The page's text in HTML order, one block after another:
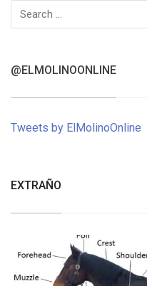
Search
for:
@ELMOLINOONLINE
Tweets by ElMolinoOnline
EXTRAÑO